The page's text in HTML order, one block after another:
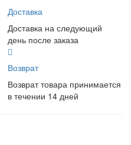
Доставка
Доставка на следующий
день после заказа
Возврат
Возврат товара принимается
в течении 14 дней